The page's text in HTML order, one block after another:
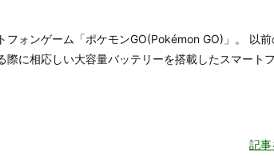
フォンゲーム「ポケモンGO(Pokémon GO)」。 以
際に相応しい大容量バッテリーを搭載したスマート
記